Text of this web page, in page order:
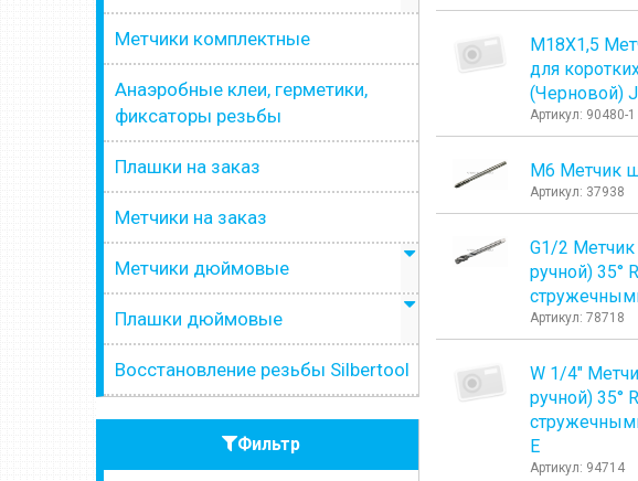
Метчики комплектные
Анаэробные клеи, герметики,
фиксаторы резьбы
Плашки на заказ
Метчики на заказ
Метчики дюймовые
Плашки дюймовые
Восстановление резьбы Silbertool
Фильтр
М18Х1,5
для
(Черновой)
Артикул: 90480-1
М6 Метчик
Артикул: 37938
G1/2
ручной) 35°
Артикул: 78718
W 1/4"
ручной) 35°
E
Артикул: 94714